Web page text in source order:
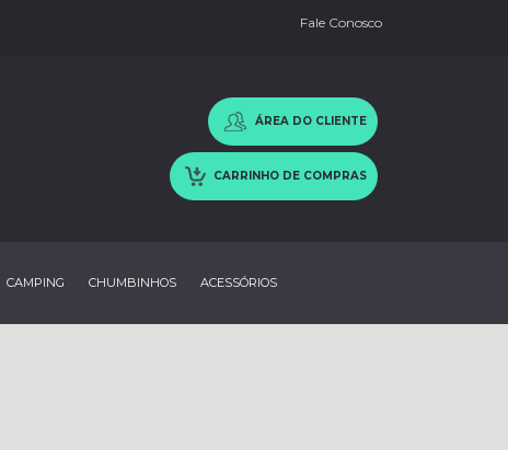
Fale Conosco
ÁREA DO CLIENTE
CARRINHO DE COMPRAS
CAMPING CHUMBINHOS ACESSÓRIOS